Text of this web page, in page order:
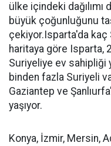
ülke içindeki
büyük çoğunluğunu
çekiyor.Isparta'da kaç
haritaya göre Isparta,
Suriyeliye ev sahipliği
binden fazla Suriyeli
Gaziantep ve
yaşıyor.
Konya, İzmir, Mersin,